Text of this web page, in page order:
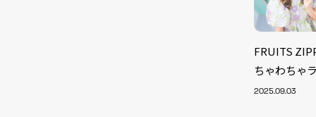
FRUITS
ちゃわちゃ
2025.09.03